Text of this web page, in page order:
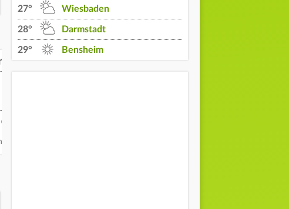
l/m²
h | N
03 Uhr 04 Uhr
27° Wiesbaden
28° Darmstadt
29° Bensheim